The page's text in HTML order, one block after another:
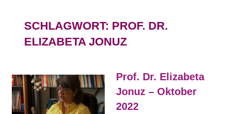
SCHLAGWORT: PROF. DR.
ELIZABETA JONUZ
Prof. Dr. Elizabeta
Jonuz – Oktober
2022